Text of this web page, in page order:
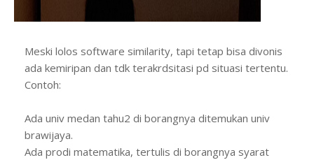
Meski lolos software similarity, tapi tetap bisa divonis
ada kemiripan dan tdk terakrdsitasi pd situasi tertentu.
Contoh:
Ada univ medan tahu2 di borangnya ditemukan univ
brawijaya.
Ada prodi matematika, tertulis di borangnya syarat